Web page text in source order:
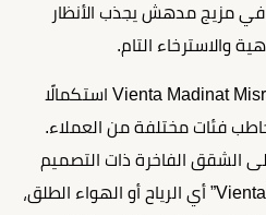
في مزيج مدهش يجذب الأنظار
والاسترخاء التام.
تأتي مرحلة فينتا مدينة مصر Vienta Madinat Misr استكمالًا
فئات مختلفة من العملاء.
الشقق الفاخرة ذات التصميم
البديع الذي يحمل روح كلمة “Vienta” أي الرياح أو الهواء الطلق،